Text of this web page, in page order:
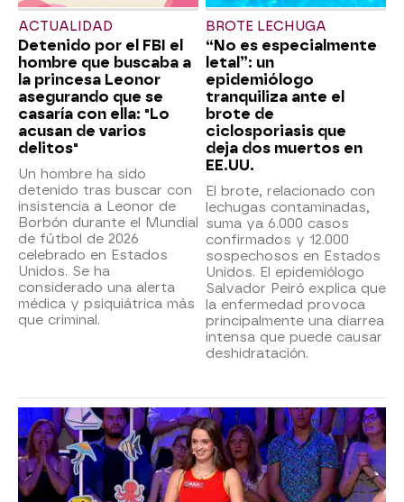
ACTUALIDAD
Detenido por el FBI el
hombre que buscaba a
la princesa Leonor
asegurando que se
casaría con ella: "Lo
acusan de varios
delitos"
Un hombre ha sido
detenido tras buscar con
insistencia a Leonor de
Borbón durante el Mundial
de fútbol de 2026
celebrado en Estados
Unidos. Se ha
considerado una alerta
médica y psiquiátrica más
que criminal.
BROTE LECHUGA
“No es especialmente
letal”: un
epidemiólogo
tranquiliza ante el
brote de
ciclosporiasis que
deja dos muertos en
EE.UU.
El brote, relacionado con
lechugas contaminadas,
suma ya 6.000 casos
confirmados y 12.000
sospechosos en Estados
Unidos. El epidemiólogo
Salvador Peiró explica que
la enfermedad provoca
principalmente una diarrea
intensa que puede causar
deshidratación.